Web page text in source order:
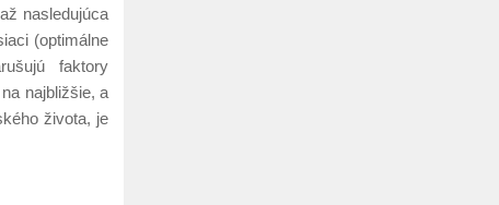
nasledujúca
(optimálne
faktory
najbližšie, a
života, je